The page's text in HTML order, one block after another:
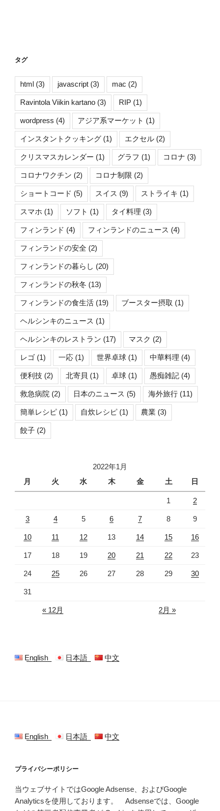
タグ
html (3) javascript (3) mac (2)
Ravintola Viikin kartano (3) RIP (1)
wordpress (4) アジア系マーケット (1)
インスタントクッキング (1) エクセル (2)
クリスマスカレンダー (1) グラフ (1) コロナ (3)
コロナワクチン (2) コロナ制限 (2)
ショートコード (5) スイス (9) ストライキ (1)
スマホ (1) ソフト (1) タイ料理 (3)
フィンランド (4) フィンランドのニュース (4)
フィンランドの安全 (2)
フィンランドの暮らし (20)
フィンランドの秋冬 (13)
フィンランドの食生活 (19) ブースター摂取 (1)
ヘルシンキのニュース (1)
ヘルシンキのレストラン (17) マスク (2)
レゴ (1) 一応 (1) 世界卓球 (1) 中華料理 (4)
便利技 (2) 北寄貝 (1) 卓球 (1) 愚痴雑記 (4)
救急病院 (2) 日本のニュース (5) 海外旅行 (11)
簡単レシピ (1) 自炊レシピ (1) 農業 (3)
餃子 (2)
2022年1月
月
火 水 木 金 土 日
1 2
3 4 5 6 7 8 9
10 11 12 13 14 15 16
17 18 19 20 21 22 23
24 25 26 27 28 29 30
31
« 12月 2月 »
English 日本語 中文
English 日本語 中文
プライバシーポリシー
当ウェブサイトではGoogle Adsense、およびGoogle
Analyticsを使用しております。 Adsenseでは、Google